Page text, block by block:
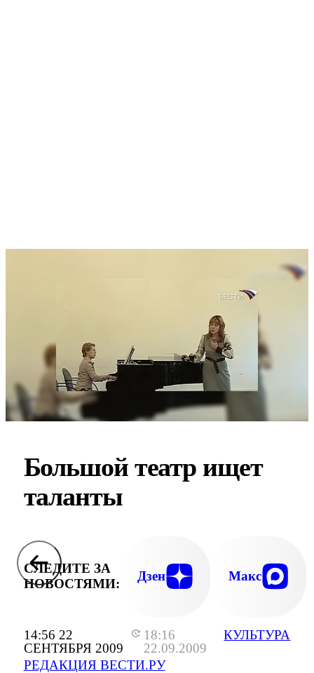
14:56 22
СЕНТЯБРЯ 2009
18:16
22.09.2009
РЕДАКЦИЯ ВЕСТИ.РУ
КУЛЬТУРА
Большой театр ищет
таланты
СЛЕДИТЕ ЗА
НОВОСТЯМИ:
Дзен Макс